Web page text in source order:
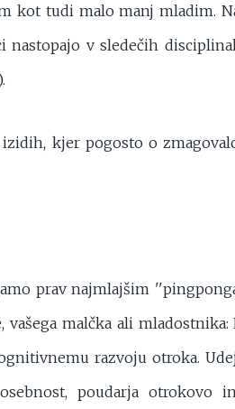
kot tudi malo manj mladim.
nastopajo v sledečih
kjer pogosto o
prav najmlajšim
vašega malčka ali
razvoju otroka.
poudarja otrokovo